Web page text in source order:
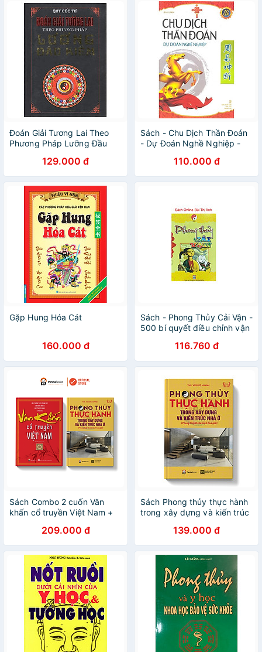
Đoán Giải Tương Lai Theo
Phương Pháp Lưỡng Đầu
129.000 đ
Sách - Chu Dịch Thần Đoán
- Dự Đoán Nghề Nghiệp -
110.000 đ
Gặp Hung Hóa Cát
160.000 đ
Sách - Phong Thủy Cải Vận -
500 bí quyết điều chỉnh vận
116.760 đ
Sách Combo 2 cuốn Văn
khấn cổ truyền Việt Nam +
xây dựng và kiến trúc nhà ở
209.000 đ
Sách Phong thủy thực hành
trong xây dựng và kiến trúc
139.000 đ